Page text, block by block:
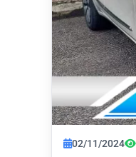
02/11/2024